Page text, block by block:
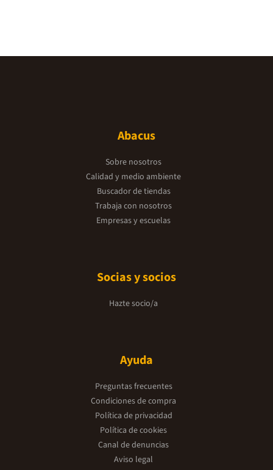
Abacus
Sobre nosotros
Calidad y medio ambiente
Buscador de tiendas
Trabaja con nosotros
Empresas y escuelas
Socias y socios
Hazte socio/a
Ayuda
Preguntas frecuentes
Condiciones de compra
Política de privacidad
Política de cookies
Canal de denuncias
Aviso legal